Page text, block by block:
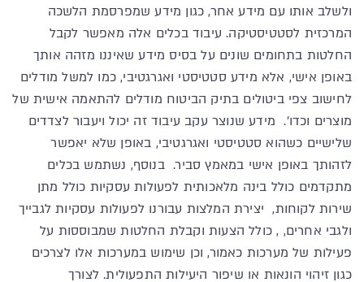
ולשלב אותו עם מידע אחר, כגון מידע שמפרסמת הלשכה
המרכזית לסטטיסטיקה. עיבוד בכלים אלה מאפשר לקבל
החלטות בתחומים שונים על בסיס מידע שאיננו מזהה אותך
באופן אישי, אלא מידע סטטיסטי ואגרגטיבי, כמו למשל מודלים
לחישוב צפי ביטולים בתיק הביטוח מודלים להתאמה אישית של
מוצרים וכדו'. מידע שנוצר עקב עיבוד זה יכול ויעבור לצדדים
שלישיים כשהוא סטטיסטי ואגרגטיבי, באופן שלא יאפשר
לזהותך באופן אישי במאמץ סביר. בנוסף, נשתמש בכלים
מתקדמים כולל בינה מלאכותית לפעולות עסקיות כולל מתן
שירות לקוחות, יצירת המלצות עבורנו לפעולות עסקיות לגבייך
ולגבי אחרים, , כולל הצעות וקבלת החלטות שמבוססות על
פעילות של מערכות כאמור, וכן שימוש במערכות אלו לצרכים
כגון זיהוי הונאות או שיפור היעילות התפעולית. לצורך